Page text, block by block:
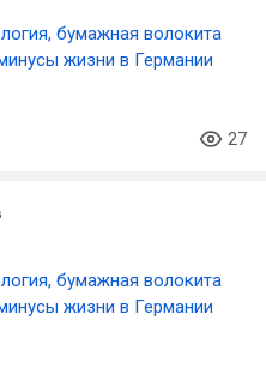
бумажная волокита
жизни в Германии
27
бумажная волокита
жизни в Германии